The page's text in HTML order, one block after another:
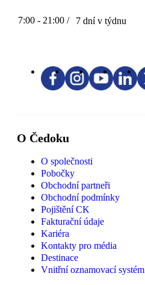
7:00 - 21:00 / 7 dní v týdnu
O Čedoku
O společnosti
Pobočky
Obchodní partneři
Obchodní podmínky
Pojištění CK
Fakturační údaje
Kariéra
Kontakty pro média
Destinace
Vnitřní oznamovací systém